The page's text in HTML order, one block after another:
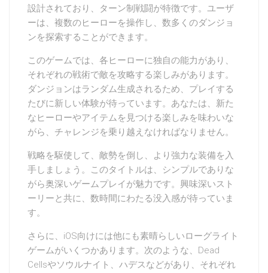
設計されており、ターン制戦闘が特徴です。ユーザ
ーは、複数のヒーローを操作し、数多くのダンジョ
ンを探索することができます。
このゲームでは、各ヒーローに独自の能力があり、
それぞれの戦術で敵を攻略する楽しみがあります。
ダンジョンはランダム生成されるため、プレイする
たびに新しい体験が待っています。あなたは、新た
なヒーローやアイテムを見つける楽しみを味わいな
がら、チャレンジを乗り越えなければなりません。
戦略を駆使して、敵勢を倒し、より強力な装備を入
手しましょう。このタイトルは、シンプルでありな
がら奥深いゲームプレイが魅力です。興味深いスト
ーリーと共に、数時間にわたる没入感が待っていま
す。
さらに、iOS向けには他にも素晴らしいローグライト
ゲームがいくつかあります。次のような、Dead
Cellsやソウルナイト、ハデスなどがあり、それぞれ